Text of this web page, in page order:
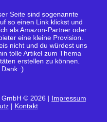
Seite sind sogenannte
so einen Link klickst und
als Amazon-Partner oder
eine kleine Provision.
nicht und du würdest uns
tolle Artikel zum Thema
erstellen zu können.
:)
© 2026 | Impressum
| Kontakt